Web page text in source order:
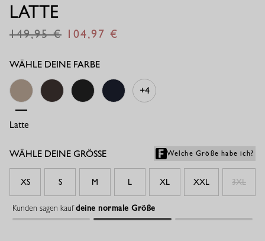
LATTE
149,95 104,97
WÄHLE DEINE FARBE
Latte
+4
WÄHLE DEINE GRÖSSE Welche Größe habe ich?
XS S M L XL XXL 3XL
Kunden sagen kaufdeine normale Größe